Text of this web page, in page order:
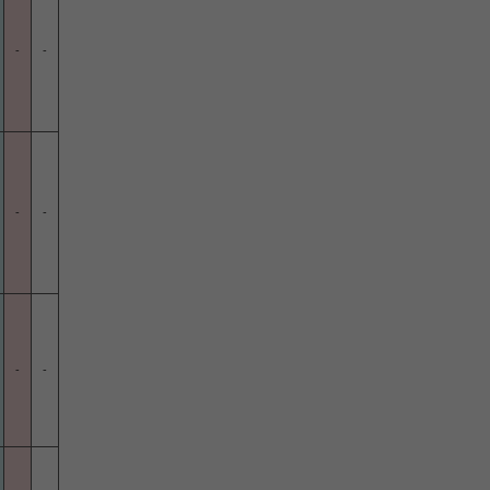
- -
- -
- -